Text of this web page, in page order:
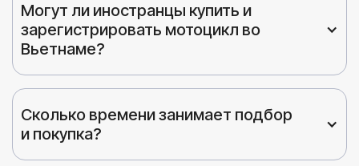
Могут ли иностранцы купить и
зарегистрировать мотоцикл во
Вьетнаме?
Сколько времени занимает подбор
и покупка?